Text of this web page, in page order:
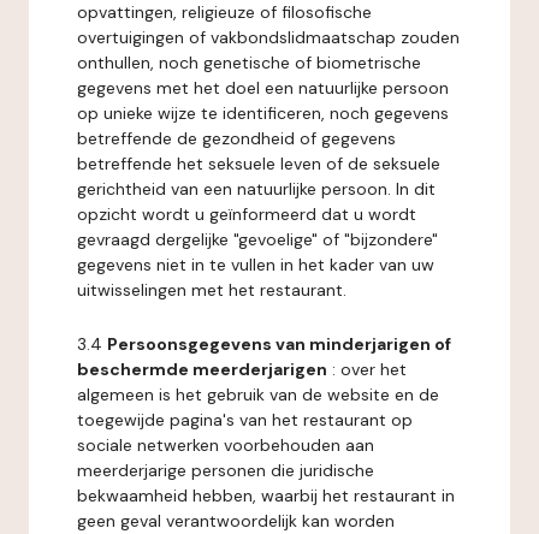
opvattingen, religieuze of filosofische
overtuigingen of vakbondslidmaatschap zouden
onthullen, noch genetische of biometrische
gegevens met het doel een natuurlijke persoon
op unieke wijze te identificeren, noch gegevens
betreffende de gezondheid of gegevens
betreffende het seksuele leven of de seksuele
gerichtheid van een natuurlijke persoon. In dit
opzicht wordt u geïnformeerd dat u wordt
gevraagd dergelijke "gevoelige" of "bijzondere"
gegevens niet in te vullen in het kader van uw
uitwisselingen met het restaurant.
3.4 Persoonsgegevens van minderjarigen of
beschermde meerderjarigen : over het
algemeen is het gebruik van de website en de
toegewijde pagina's van het restaurant op
sociale netwerken voorbehouden aan
meerderjarige personen die juridische
bekwaamheid hebben, waarbij het restaurant in
geen geval verantwoordelijk kan worden